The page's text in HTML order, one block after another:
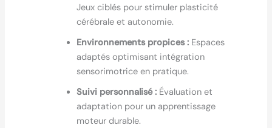
Jeux ciblés pour stimuler plasticité
cérébrale et autonomie.
Environnements propices :Espaces
adaptés optimisant intégration
sensorimotrice en pratique.
Suivi personnalisé :Évaluation et
adaptation pour un apprentissage
moteur durable.